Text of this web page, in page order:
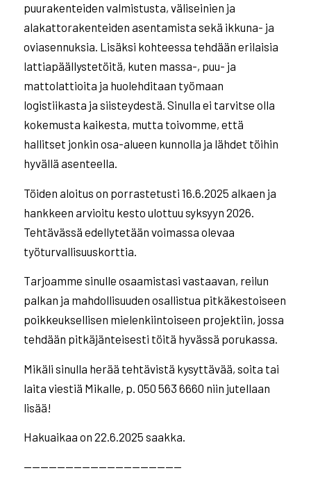
puurakenteiden valmistusta, väliseinien ja
alakattorakenteiden asentamista sekä ikkuna- ja
oviasennuksia. Lisäksi kohteessa tehdään erilaisia
lattiapäällystetöitä, kuten massa-, puu- ja
mattolattioita ja huolehditaan työmaan
logistiikasta ja siisteydestä. Sinulla ei tarvitse olla
kokemusta kaikesta, mutta toivomme, että
hallitset jonkin osa-alueen kunnolla ja lähdet töihin
hyvällä asenteella.
Töiden aloitus on porrastetusti 16.6.2025 alkaen ja
hankkeen arvioitu kesto ulottuu syksyyn 2026.
Tehtävässä edellytetään voimassa olevaa
työturvallisuuskorttia.
Tarjoamme sinulle osaamistasi vastaavan, reilun
palkan ja mahdollisuuden osallistua pitkäkestoiseen
poikkeuksellisen mielenkiintoiseen projektiin, jossa
tehdään pitkäjänteisesti töitä hyvässä porukassa.
Mikäli sinulla herää tehtävistä kysyttävää, soita tai
laita viestiä Mikalle, p. 050 563 6660 niin jutellaan
lisää!
Hakuaikaa on 22.6.2025 saakka.
———————————————————